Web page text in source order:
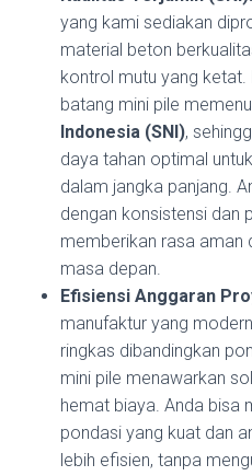
yang kami sediakan
material beton
kontrol mutu yang
batang mini pile
Indonesia (SNI),
daya tahan optimal
dalam jangka panjang.
dengan konsistensi dan
memberikan rasa aman
masa depan.
Efisiensi Anggaran
manufaktur yang
ringkas dibandingkan
mini pile menawarkan
hemat biaya. Anda bisa
pondasi yang kuat dan
lebih efisien, tanpa